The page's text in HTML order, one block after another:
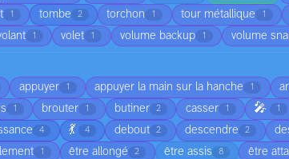
1 tombe 2 torchon 1 tour métallique 1
1 volet 1 volume backup 1 volume
appuyer 1 appuyer la main sur la hanche 1
1 brouter 1 butiner 2 casser 1 🎤 1
4 💃 4 debout 2 descendre 2
1 être allongé 2 être assis 8 être